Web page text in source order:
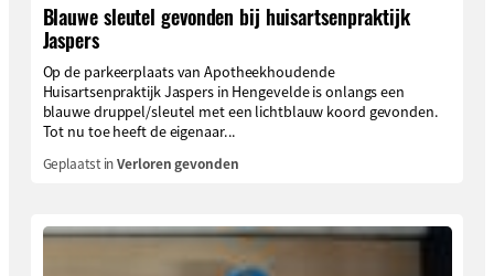
Blauwe sleutel gevonden bij huisartsenpraktijk
Jaspers
Op de parkeerplaats van Apotheekhoudende
Huisartsenpraktijk Jaspers in Hengevelde is onlangs een
blauwe druppel/sleutel met een lichtblauw koord gevonden.
Tot nu toe heeft de eigenaar...
Geplaatst inVerloren gevonden